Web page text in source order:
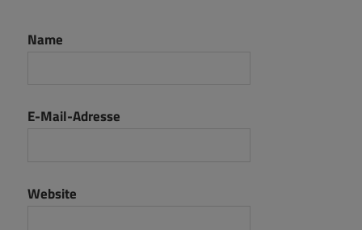
Name
E-Mail-Adresse
Website